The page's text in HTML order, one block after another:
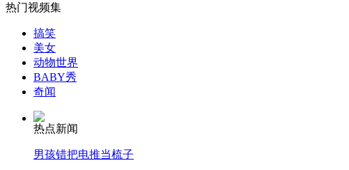
安徽一实载49人客车翻车
热门视频集
搞笑
美女
动物世界
BABY秀
奇闻
热点新闻
男孩错把电推当梳子